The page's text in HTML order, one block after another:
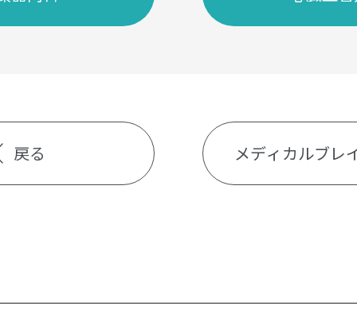
戻る メディカルブレ